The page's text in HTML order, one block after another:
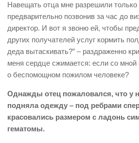
Навещать отца мне разрешили только
предварительно позвонив за час до
директор. И вот я звоню ей, чтобы
других получателей услуг кормить
деда вытаскивать?” – раздраженно
меня сердце сжимается: если со мной
о беспомощном пожилом человеке?
Однажды отец пожаловался, что у
подняла одежду – под ребрами
красовались размером с ладонь
гематомы.